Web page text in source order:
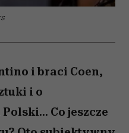
i braci Coen,
i o
Co jeszcze